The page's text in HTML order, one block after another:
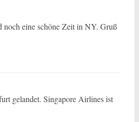
eine schöne Zeit in NY. Gruß
gelandet. Singapore Airlines ist